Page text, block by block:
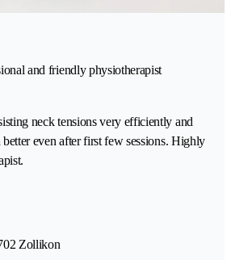
and friendly physiotherapist
neck tensions very efficiently and
even after first few sessions. Highly
Zollikon